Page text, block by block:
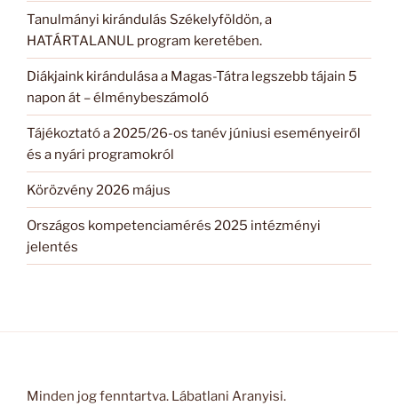
Tanulmányi kirándulás Székelyföldön, a
HATÁRTALANUL program keretében.
Diákjaink kirándulása a Magas-Tátra legszebb tájain 5
napon át – élménybeszámoló
Tájékoztató a 2025/26-os tanév júniusi eseményeiről
és a nyári programokról
Körözvény 2026 május
Országos kompetenciamérés 2025 intézményi
jelentés
Minden jog fenntartva. Lábatlani Aranyisi.